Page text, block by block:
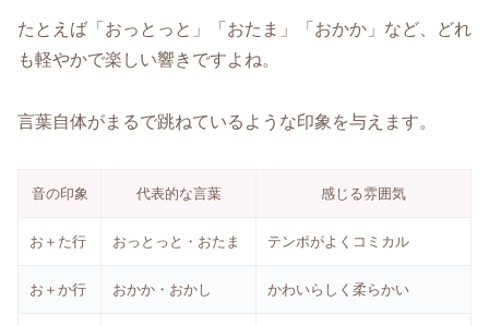
たとえば「おっとっと」「おたま」「おかか」など、どれ
も軽やかで楽しい響きですよね。
言葉自体がまるで跳ねているような印象を与えます。
音の印象 代表的な言葉 感じる雰囲気
お＋た行 おっとっと・おたま テンポがよくコミカル
お＋か行 おかか・おかし かわいらしく柔らかい